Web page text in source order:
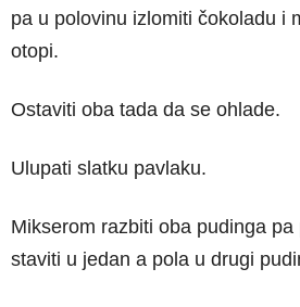
pa u polovinu izlomiti čokoladu i
otopi.
Ostaviti oba tada da se ohlade.
Ulupati slatku pavlaku.
Mikserom razbiti oba pudinga
staviti u jedan a pola u drugi